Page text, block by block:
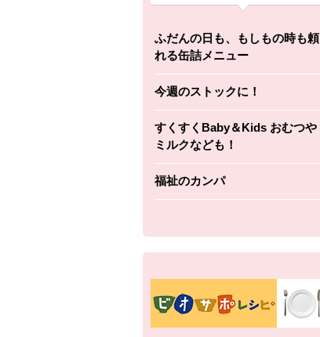
ふだんの日も、もしもの時も頼
れる缶詰メニュー
今週のストックに！
すくすくBaby＆Kids おむつや
ミルクなども！
福祉のカンパ